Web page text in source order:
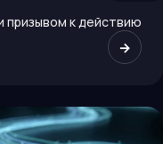
призывом к действию
→